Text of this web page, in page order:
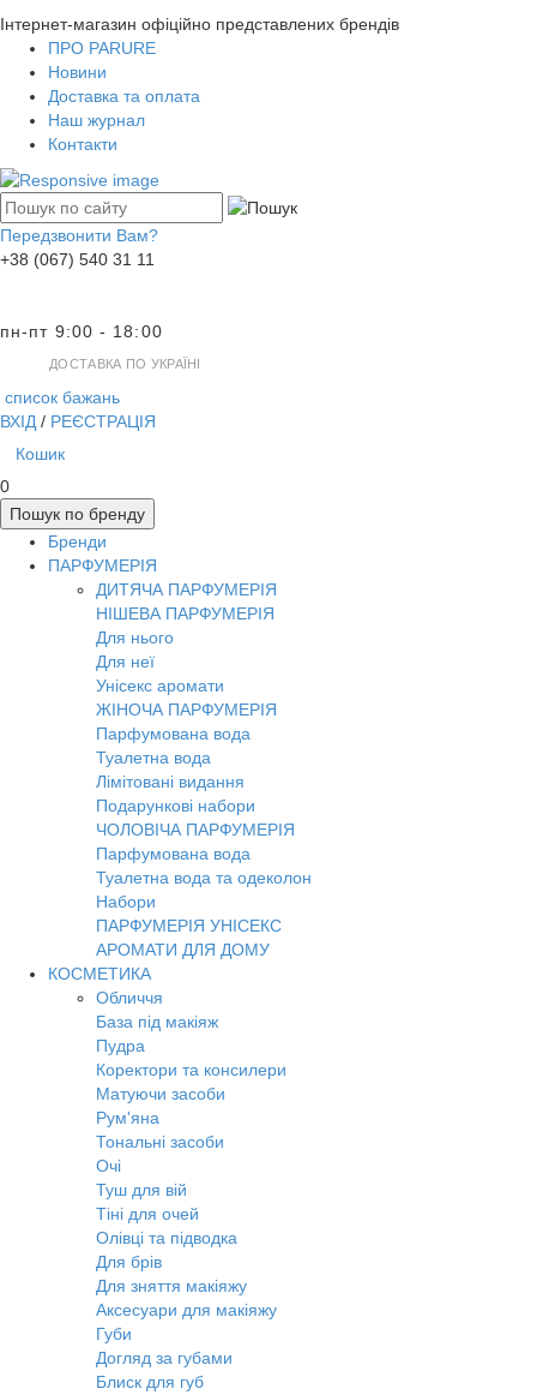
Інтернет-магазин офіційно представлених брендів
ПРО PARURE
Новини
Доставка та оплата
Наш журнал
Контакти
Передзвонити Вам?
+38 (067) 540 31 11
пн-пт 9:00 - 18:00
ДОСТАВКА ПО УКРАЇНІ
список бажань
ВХІД / РЕЄСТРАЦІЯ
Кошик
0
Пошук по бренду
Бренди
ПАРФУМЕРІЯ
ДИТЯЧА ПАРФУМЕРІЯ
НІШЕВА ПАРФУМЕРІЯ
Для нього
Для неї
Унісекс аромати
ЖІНОЧА ПАРФУМЕРІЯ
Парфумована вода
Туалетна вода
Лімітовані видання
Подарункові набори
ЧОЛОВІЧА ПАРФУМЕРІЯ
Парфумована вода
Туалетна вода та одеколон
Набори
ПАРФУМЕРІЯ УНІСЕКС
АРОМАТИ ДЛЯ ДОМУ
КОСМЕТИКА
Обличчя
База під макіяж
Пудра
Коректори та консилери
Матуючи засоби
Рум'яна
Тональні засоби
Очі
Туш для вій
Тіні для очей
Олівці та підводка
Для брів
Для зняття макіяжу
Аксесуари для макіяжу
Губи
Догляд за губами
Блиск для губ